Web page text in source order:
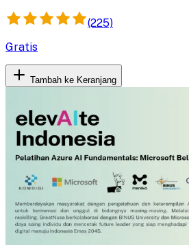
(225)
Gratis
Tambah ke Keranjang